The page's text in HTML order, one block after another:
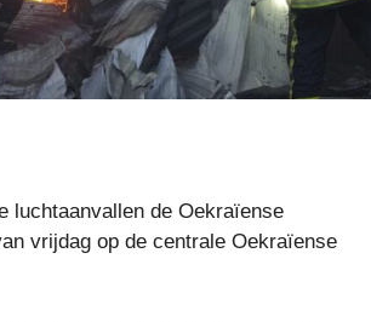
luchtaanvallen de Oekraïense
vrijdag op de centrale Oekraïense